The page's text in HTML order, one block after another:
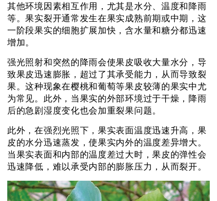
其他环境因素相互作用，尤其是水分、温度和降雨
等。果实裂开通常发生在果实成熟前期或中期，这
一阶段果实的细胞扩展加快，含水量和糖分都迅速
增加。
强光照射和突然的降雨会使果皮吸收大量水分，导
致果皮迅速膨胀，超过了其承受能力，从而导致裂
果。这种现象在樱桃和葡萄等果皮较薄的果实中尤
为常见。此外，当果实的外部环境过于干燥，降雨
后的急剧湿度变化也会加重裂果问题。
此外，在强烈光照下，果实表面温度迅速升高，果
皮的水分迅速蒸发，使果实内外的温度差异增大。
当果实表面和内部的温度差过大时，果皮的弹性会
迅速降低，难以承受内部的膨胀压力，从而裂开。